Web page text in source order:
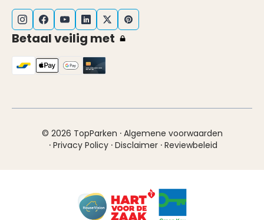
Betaal veilig met
© 2026 TopParken · Algemene voorwaarden
· Privacy Policy · Disclaimer · Reviewbeleid